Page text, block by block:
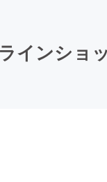
インショ